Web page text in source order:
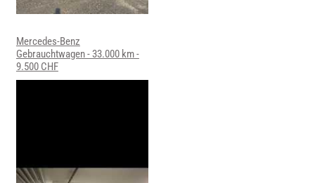
Mercedes-Benz
Gebrauchtwagen - 33.000 km -
9.500 CHF